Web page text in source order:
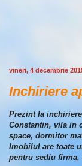
vineri, 4 decembrie
Inchiriere
Prezint la
Constantin, vila in
space, dormitor
Imobilul are toate
pentru sediu firma,